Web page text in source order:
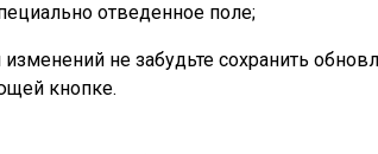
отведенное поле;
не забудьте сохранить
кнопке.